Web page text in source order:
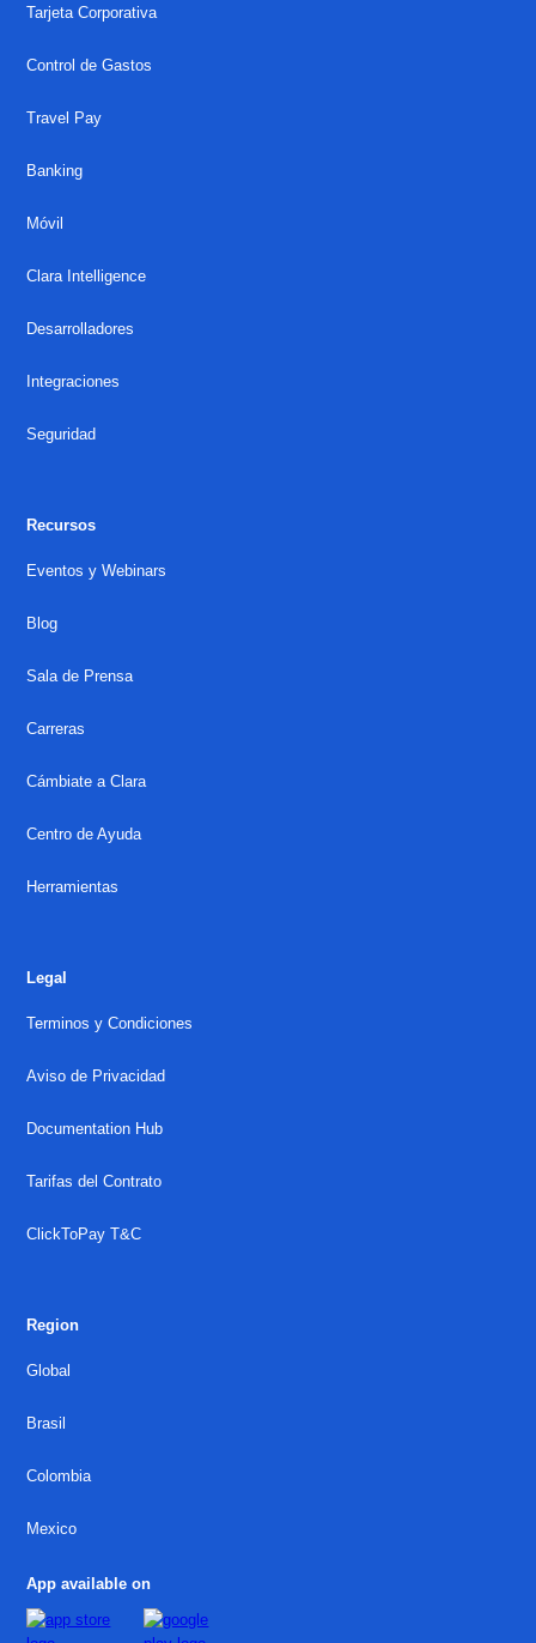
Tarjeta Corporativa
Control de Gastos
Travel Pay
Banking
Móvil
Clara Intelligence
Desarrolladores
Integraciones
Seguridad
Recursos
Eventos y Webinars
Blog
Sala de Prensa
Carreras
Cámbiate a Clara
Centro de Ayuda
Herramientas
Legal
Terminos y Condiciones
Aviso de Privacidad
Documentation Hub
Tarifas del Contrato
ClickToPay T&C
Region
Global
Brasil
Colombia
Mexico
App available on